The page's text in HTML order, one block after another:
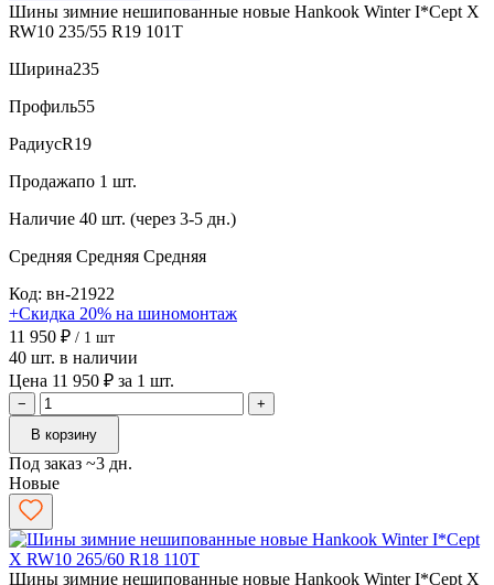
Шины зимние нешипованные новые Hankook Winter I*Cept X
RW10 235/55 R19 101T
Ширина235
Профиль55
РадиусR19
Продажапо 1 шт.
Наличие 40 шт. (через 3-5 дн.)
Средняя Средняя Средняя
Код: вн-21922
+Скидка 20% на шиномонтаж
11 950 ₽ / 1 шт
40 шт. в наличии
Цена 11 950 ₽ за 1 шт.
−
+
В корзину
Под заказ ~3 дн.
Новые
Шины зимние нешипованные новые Hankook Winter I*Cept X